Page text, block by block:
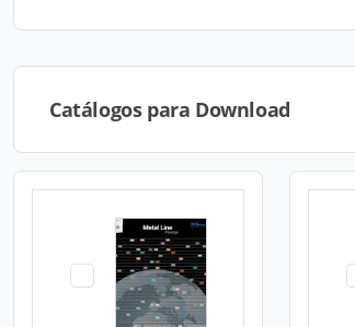
Catálogos para Download